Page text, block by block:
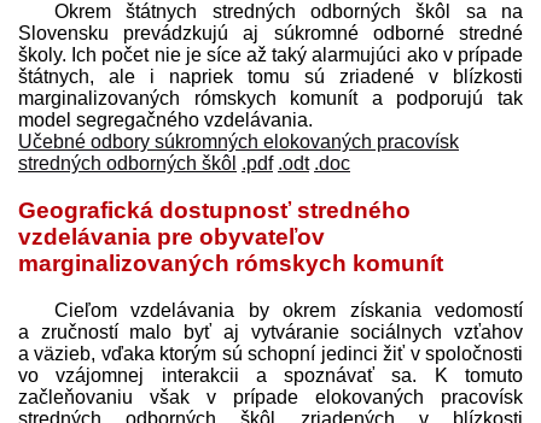
Okrem štátnych stredných odborných škôl sa na
Slovensku prevádzkujú aj súkromné odborné stredné
školy. Ich počet nie je síce až taký alarmujúci ako v prípade
štátnych, ale i napriek tomu sú zriadené v blízkosti
marginalizovaných rómskych komunít a podporujú tak
model segregačného vzdelávania.
Učebné odbory súkromných elokovaných pracovísk
stredných odborných škôl .pdf .odt .doc
Geografická dostupnosť stredného
vzdelávania pre obyvateľov
marginalizovaných rómskych komunít
Cieľom vzdelávania by okrem získania vedomostí
a zručností malo byť aj vytváranie sociálnych vzťahov
a väzieb, vďaka ktorým sú schopní jedinci žiť v spoločnosti
vo vzájomnej interakcii a spoznávať sa. K tomuto
začleňovaniu však v prípade elokovaných pracovísk
stredných odborných škôl zriadených v blízkosti